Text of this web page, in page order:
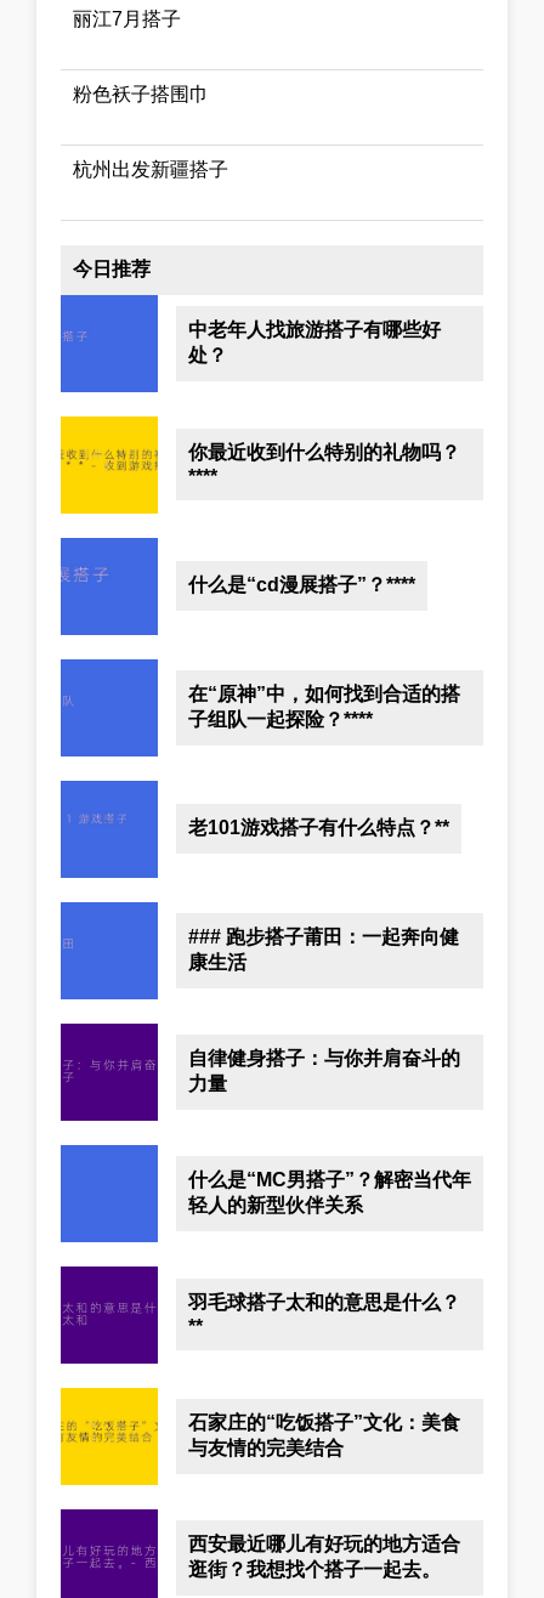
丽江7月搭子
粉色袄子搭围巾
杭州出发新疆搭子
今日推荐
中老年人找旅游搭子有哪些好
处？
你最近收到什么特别的礼物吗？
****
什么是“cd漫展搭子”？****
在“原神”中，如何找到合适的搭
子组队一起探险？****
老101游戏搭子有什么特点？**
### 跑步搭子莆田：一起奔向健
康生活
自律健身搭子：与你并肩奋斗的
力量
什么是“MC男搭子”？解密当代年
轻人的新型伙伴关系
羽毛球搭子太和的意思是什么？
**
石家庄的“吃饭搭子”文化：美食
与友情的完美结合
西安最近哪儿有好玩的地方适合
逛街？我想找个搭子一起去。